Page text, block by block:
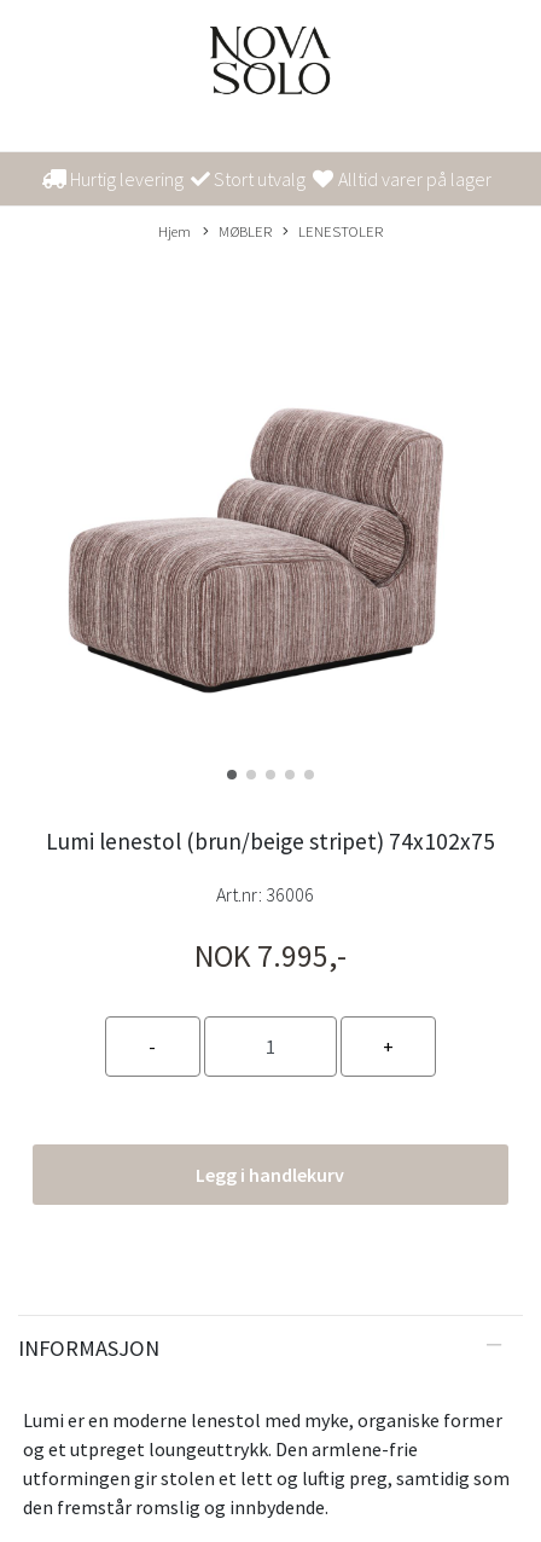
Hurtig levering Stort utvalg Alltid varer på lager
Hjem MØBLER LENESTOLER
Lumi lenestol (brun/beige stripet) 74x102x75
Art.nr: 36006
NOK 7.995,-
Legg i handlekurv
INFORMASJON
Lumi er en moderne lenestol med myke, organiske former
og et utpreget loungeuttrykk. Den armlene-frie
utformingen gir stolen et lett og luftig preg, samtidig som
den fremstår romslig og innbydende.